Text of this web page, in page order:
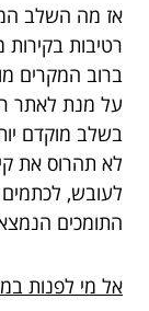
אז מה השלב
רטיבות
ברוב המקרים
על מנת לאתר
בשלב מוקדם
לא תהרוס את
לעובש,
התומכים
אל מי לפנות